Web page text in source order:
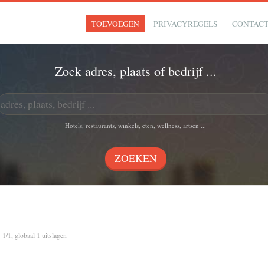
TOEVOEGEN PRIVACYREGELS
Zoek adres, plaats of bedrijf ...
Hotels, restaurants, winkels, eten, wellness, artsen ...
1/1, globaal 1 uitslagen